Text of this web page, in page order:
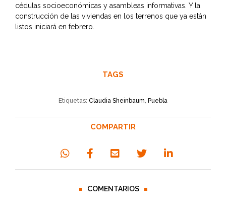
cédulas socioeconómicas y asambleas informativas. Y la
construcción de las viviendas en los terrenos que ya están
listos iniciará en febrero.
TAGS
Etiquetas: Claudia Sheinbaum, Puebla
COMPARTIR
COMENTARIOS